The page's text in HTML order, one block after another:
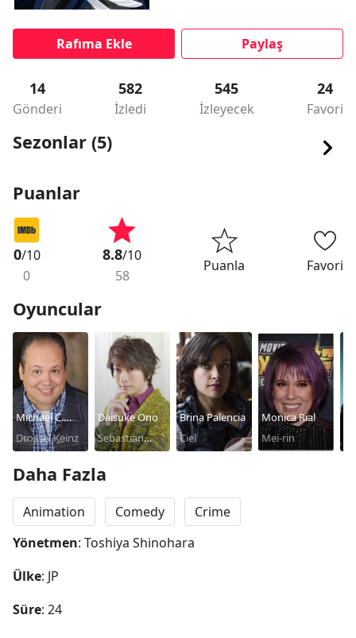
Rafıma Ekle Paylaş
14
Gönderi
582
İzledi
545
İzleyecek
24
Favori
Sezonlar (5)
Puanlar
0/10
0
8.8/10
58
Puanla Favori
Oyuncular
Michael C.
Pizzuto
Drossel Keinz
Daisuke Ono
Sebastian
Brina Palencia
Ciel
Monica Rial
Mei-rin
Daha Fazla
Animation Comedy
Crime
Yönetmen: Toshiya Shinohara
Ülke: JP
Süre: 24